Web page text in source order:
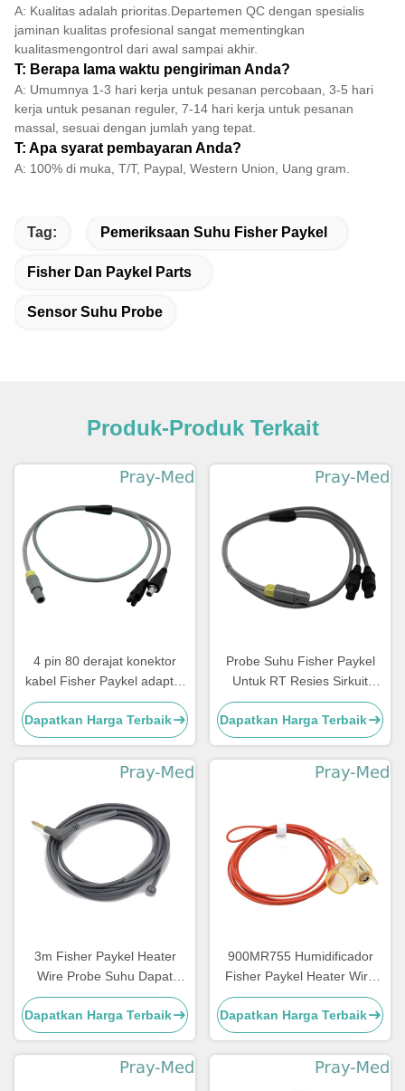
A: Kualitas adalah prioritas.Departemen QC dengan spesialis
jaminan kualitas profesional sangat mementingkan
kualitasmengontrol dari awal sampai akhir.
T: Berapa lama waktu pengiriman Anda?
A: Umumnya 1-3 hari kerja untuk pesanan percobaan, 3-5 hari
kerja untuk pesanan reguler, 7-14 hari kerja untuk pesanan
massal, sesuai dengan jumlah yang tepat.
T: Apa syarat pembayaran Anda?
A: 100% di muka, T/T, Paypal, Western Union, Uang gram.
Tag: Pemeriksaan Suhu Fisher Paykel
Fisher Dan Paykel Parts
Sensor Suhu Probe
Produk-Produk Terkait
4 pin 80 derajat konektor
kabel Fisher Paykel adaptor
pemanas dengan panjang
1m
Dapatkan Harga Terbaik
Probe Suhu Fisher Paykel
Untuk RT Resies Sirkuit
Pernapasan Dipanaskan
Ganda
Dapatkan Harga Terbaik
3m Fisher Paykel Heater
Wire Probe Suhu Dapat
Digunakan Kembali Untuk
Anak
Dapatkan Harga Terbaik
900MR755 Humidificador
Fisher Paykel Heater Wire
Dengan Tabung Inspirasi
Dapat Digunakan Kembali
1.1m
Dapatkan Harga Terbaik